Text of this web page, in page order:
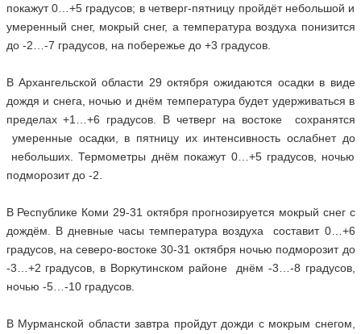
покажут 0…+5 градусов; в четверг-пятницу пройдёт небольшой и
умеренный снег, мокрый снег, а температура воздуха понизится
до -2…-7 градусов, на побережье до +3 градусов.
В Архангельской области 29 октября ожидаются осадки в виде
дождя и снега, ночью и днём температура будет удерживаться в
пределах +1…+6 градусов. В четверг на востоке сохранятся
умеренные осадки, в пятницу их интенсивность ослабнет до
небольших. Термометры днём покажут 0…+5 градусов, ночью
подморозит до -2.
В Республике Коми 29-31 октября прогнозируется мокрый снег с
дождём. В дневные часы температура воздуха составит 0…+6
градусов, на северо-востоке 30-31 октября ночью подморозит до
-3…+2 градусов, в Воркутинском районе днём -3…-8 градусов,
ночью -5…-10 градусов.
В Мурманской области завтра пройдут дожди с мокрым снегом,